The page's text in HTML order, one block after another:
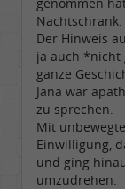
Nachtschrank.
Der Hinweis
ja auch *nicht
ganze
Jana war
zu sprechen.
Mit
Einwilligung,
und ging
umzudrehen.